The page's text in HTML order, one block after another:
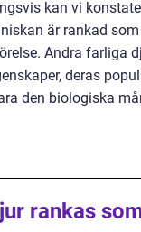
kan vi
är rankad
Andra farliga
deras
den biologiska
rankas